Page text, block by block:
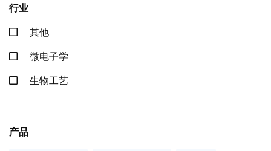
行业
其他
微电子学
生物工艺
产品